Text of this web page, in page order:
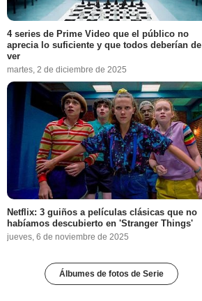
4 series de Prime Video que el público no
aprecia lo suficiente y que todos deberían de
ver
martes, 2 de diciembre de 2025
Netflix: 3 guiños a películas clásicas que no
habíamos descubierto en 'Stranger Things'
jueves, 6 de noviembre de 2025
Álbumes de fotos de Serie